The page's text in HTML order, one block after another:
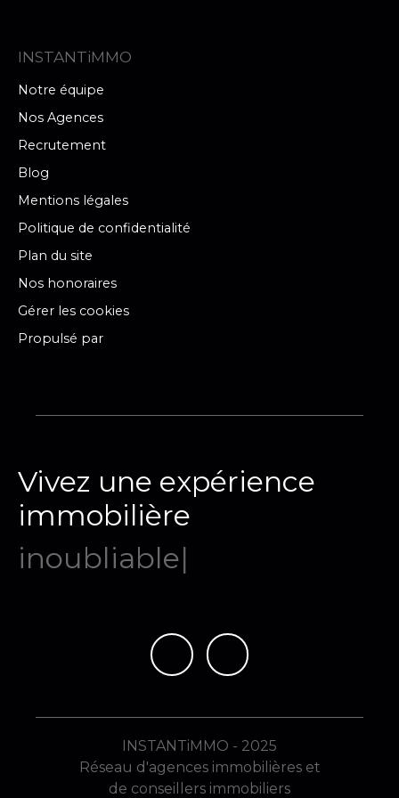
INSTANTiMMO
Notre équipe
Nos Agences
Recrutement
Blog
Mentions légales
Politique de confidentialité
Plan du site
Nos honoraires
Gérer les cookies
Propulsé par
Vivez une expérience
immobilière
mémorab|
INSTANTiMMO - 2025
Réseau d'agences immobilières et
de conseillers immobiliers